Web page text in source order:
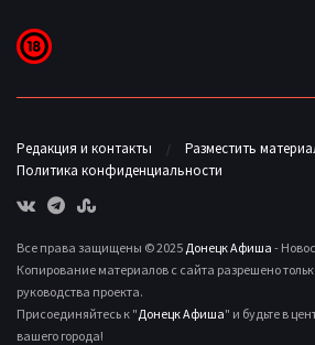
Редакция и контакты
Разместить
Политика конфиденциальности
Все права защищены © 2025 Донецк Афиша -
Копирование материалов с сайта разрешено
руководства проекта.
Присоединяйтесь к "Донецк Афиша" и будьте в
вашего города!